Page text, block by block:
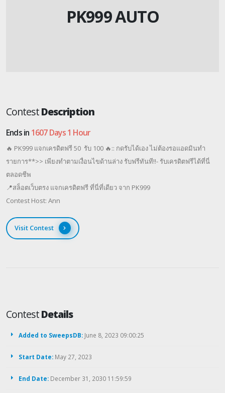
PK999 AUTO
ContestDescription
Ends in 1607 Days 1 Hour
🔥 PK999 แจกเครดิตฟรี 50 รับ 100 🔥:: กดรับได้เอง ไม่ต้องรอแอดมินทำ
รายการ**​>> เพียงทำตามเงื่อนไขด้านล่าง รับฟรีทันที!!- รับเครดิตฟรีได้ที่นี่
ตลอดชีพ
📍สล็อตเว็บตรง แจกเครดิตฟรี ที่นี่ที่เดียว จาก PK999
Contest Host: Ann
Visit Contest
ContestDetails
Added to SweepsDB: June 8, 2023 09:00:25
Start Date: May 27, 2023
End Date: December 31, 2030 11:59:59